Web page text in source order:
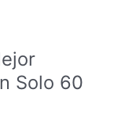
Solo 60